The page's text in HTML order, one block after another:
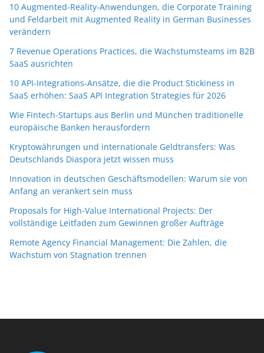
10 Augmented-Reality-Anwendungen, die Corporate Training
und Feldarbeit mit Augmented Reality in German Businesses
verändern
7 Revenue Operations Practices, die Wachstumsteams im B2B
SaaS ausrichten
10 API-Integrations-Ansätze, die die Product Stickiness in
SaaS erhöhen: SaaS API Integration Strategies für 2026
Wie Fintech-Startups aus Berlin und München traditionelle
europäische Banken herausfordern
Kryptowährungen und internationale Geldtransfers: Was
Deutschlands Diaspora jetzt wissen muss
Innovation in deutschen Geschäftsmodellen: Warum sie von
Anfang an verankert sein muss
Proposals for High-Value International Projects: Der
vollständige Leitfaden zum Gewinnen großer Aufträge
Remote Agency Financial Management: Die Zahlen, die
Wachstum von Stagnation trennen